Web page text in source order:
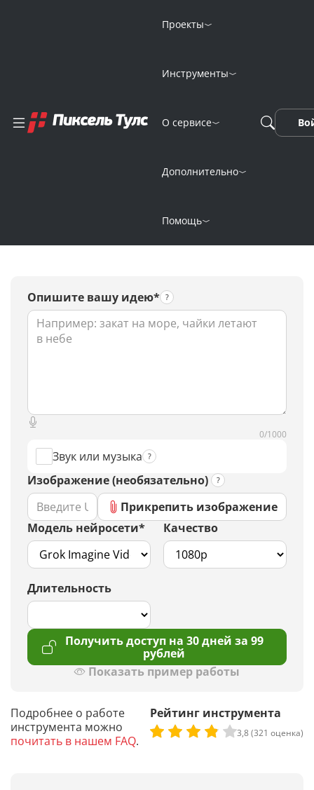
Проекты
Инструменты
О сервисе
Дополнительно
Помощь
Добавить человека
на видео с
помощью
нейросети
Опишите вашу идею*
0/1000
Звук или музыка
Изображение (необязательно)
Прикрепить изображение
Модель нейросети*
Качество
Длительность
Получить доступ на 30 дней за 99
рублей
Показать пример работы
Подробнее о работе
инструмента можно
почитать в нашем FAQ.
Рейтинг инструмента
3,8 (321 оценка)